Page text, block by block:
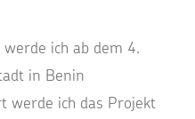
ich ab dem 4.
in Benin
werde ich das Projekt